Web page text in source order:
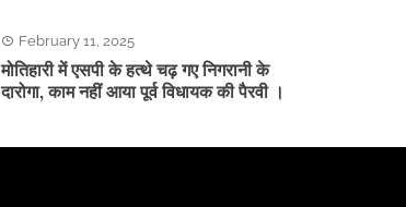
February 11, 2025
मोतिहारी में एसपी के हत्थे चढ़ गए निगरानी के
दारोगा, काम नहीं आया पूर्व विधायक की पैरवी ।